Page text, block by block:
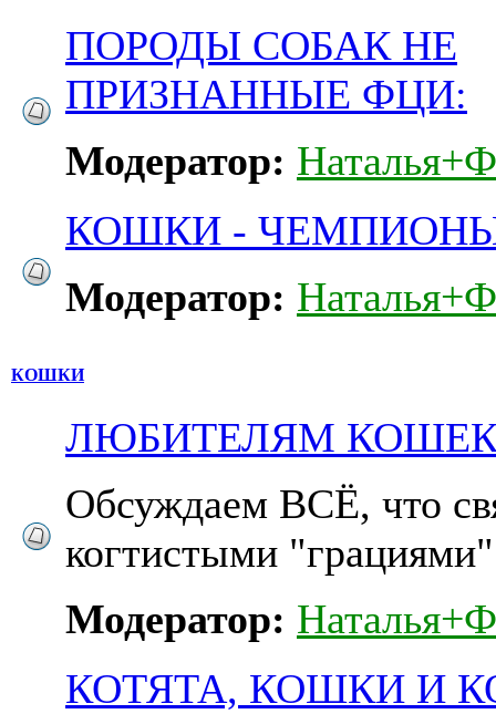
ПОРОДЫ СОБАК НЕ
ПРИЗНАННЫЕ ФЦИ:
Модератор:
КОШКИ -
Модератор:
КОШКИ
ЛЮБИТЕЛЯМ
Обсуждаем ВСЁ, что
когтистыми
Модератор:
КОТЯТА, КОШКИ И